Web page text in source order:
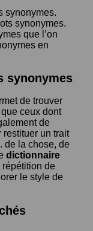
synonymes.
synonymes.
que l’on
en
synonymes
de trouver
ceux dont
de
restituer un trait
de la chose, de
dictionnaire
répétition de
le style de